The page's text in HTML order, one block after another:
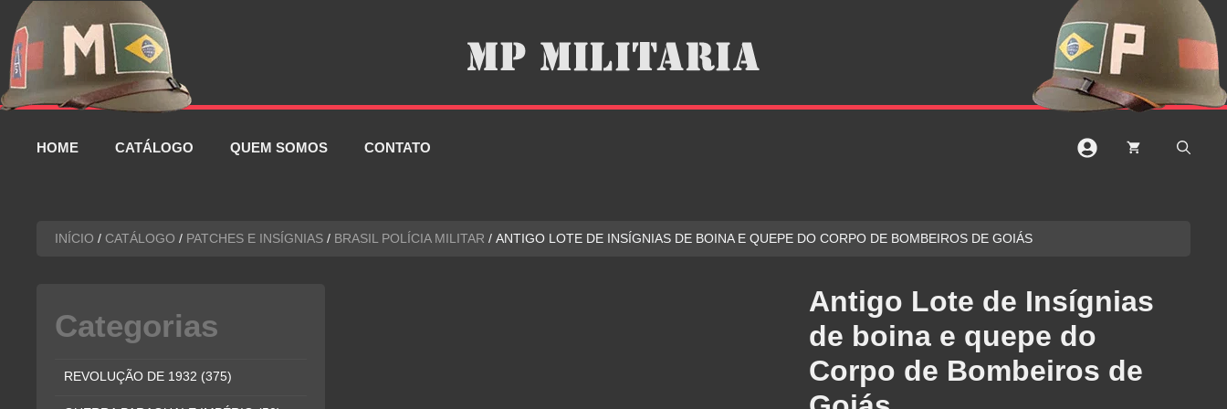
Pular
para
conteúdo
HOME CATÁLOGO QUEM SOMOS CONTATO
INÍCIO / CATÁLOGO / PATCHES E INSÍGNIAS / BRASIL POLÍCIA MILITAR / ANTIGO LOTE DE INSÍGNIAS DE BOINA E QUEPE DO CORPO DE BOMBEIROS DE GOIÁS
Antigo Lote de Insígnias
de boina e quepe do
Corpo de Bombeiros de
Categorias
REVOLUÇÃO DE 1932 (375)